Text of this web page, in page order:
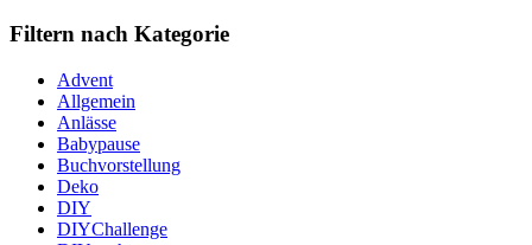
Filtern nach Kategorie
Advent
Allgemein
Anlässe
Babypause
Buchvorstellung
Deko
DIY
DIYChallenge